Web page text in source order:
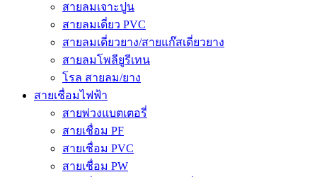
สายลมเจาะปูน
สายลมเดี่ยว PVC
สายลมเดี่ยวยาง/สายแก๊สเดี่ยวยาง
สายลมโพลียูรีเทน
โรล สายลม/ยาง
สายเชื่อมไฟฟ้า
สายพ่วงแบตเตอรี่
สายเชื่อม PF
สายเชื่อม PVC
สายเชื่อม PW